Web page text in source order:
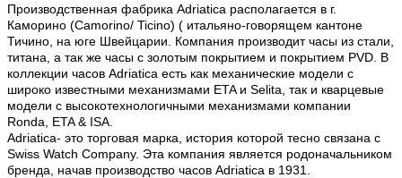
Производственная фабрика Adriatica располагается в г.
Каморино (Camorino/ Ticino) ( итальяно-говорящем кантоне
Тичино, на юге Швейцарии. Компания производит часы из стали,
титана, а так же часы с золотым покрытием и покрытием PVD. В
коллекции часов Adriatica есть как механические модели с
широко известными механизмами ETA и Selita, так и кварцевые
модели с высокотехнологичными механизмами компании
Ronda, ETA & ISA.
Adriatica- это торговая марка, история которой тесно связана с
Swiss Watch Company. Эта компания является родоначальником
бренда, начав производство часов Adriatica в 1931.